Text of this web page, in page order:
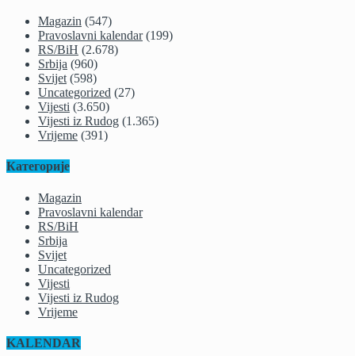
Magazin (547)
Pravoslavni kalendar(199)
RS/BiH (2.678)
Srbija (960)
Svijet (598)
Uncategorized (27)
Vijesti (3.650)
Vijesti iz Rudog (1.365)
Vrijeme (391)
Категорије
Magazin
Pravoslavni kalendar
RS/BiH
Srbija
Svijet
Uncategorized
Vijesti
Vijesti iz Rudog
Vrijeme
KALENDAR